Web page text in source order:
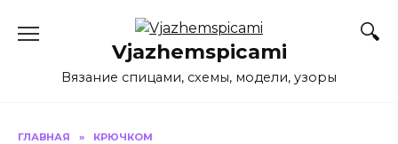
Vjazhemspicami
Вязание спицами, схемы, модели, узоры
ГЛАВНАЯ » КРЮЧКОМ